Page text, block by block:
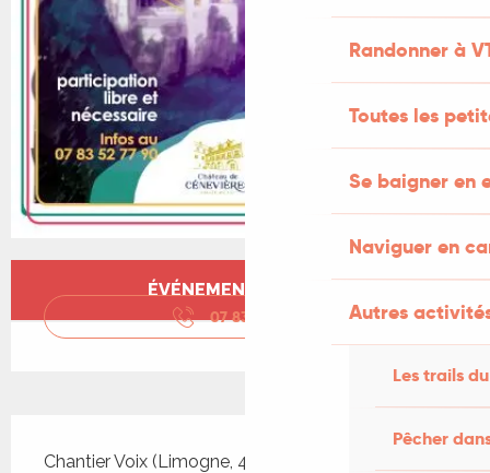
Randonner à
Toutes les
Se baigner en
Naviguer en
Autres
Les trails
Pêcher
Ouverture et coordonnées
ÉVÉNEMENT TERMINÉ
07 83 52 77
Chantier Voix (Limogne, 46) et le choeur des